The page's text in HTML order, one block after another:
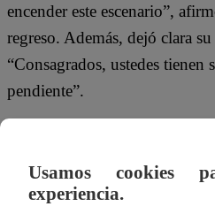
encender este escenario”,
regreso. Además, dejó clara
“Consagrados, ustedes
pendiente”.
Con una presentación
Usamos cookies
experiencia.